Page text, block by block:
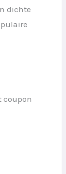
dichte
coupon